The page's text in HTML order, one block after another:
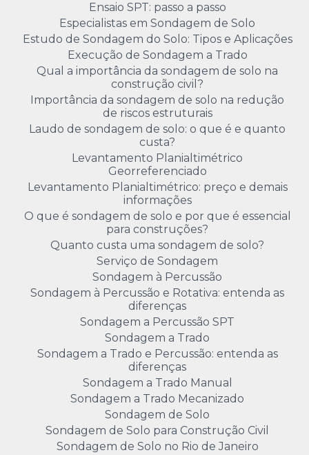
Ensaio SPT: passo a passo
Especialistas em Sondagem de Solo
Estudo de Sondagem do Solo: Tipos e Aplicações
Execução de Sondagem a Trado
Qual a importância da sondagem de solo na
construção civil?
Importância da sondagem de solo na redução
de riscos estruturais
Laudo de sondagem de solo: o que é e quanto
custa?
Levantamento Planialtimétrico
Georreferenciado
Levantamento Planialtimétrico: preço e demais
informações
O que é sondagem de solo e por que é essencial
para construções?
Quanto custa uma sondagem de solo?
Serviço de Sondagem
Sondagem à Percussão
Sondagem à Percussão e Rotativa: entenda as
diferenças
Sondagem a Percussão SPT
Sondagem a Trado
Sondagem a Trado e Percussão: entenda as
diferenças
Sondagem a Trado Manual
Sondagem a Trado Mecanizado
Sondagem de Solo
Sondagem de Solo para Construção Civil
Sondagem de Solo no Rio de Janeiro